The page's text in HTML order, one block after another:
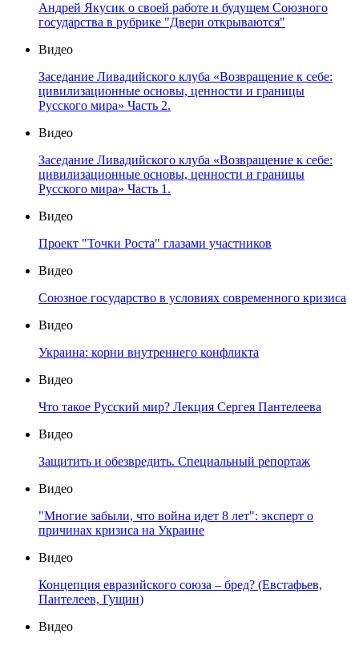
Андрей Якусик о своей работе и будущем Союзного
государства в рубрике "Двери открываются"
Видео
Заседание Ливадийского клуба «Возвращение к себе:
цивилизационные основы, ценности и границы
Русского мира» Часть 2.
Видео
Заседание Ливадийского клуба «Возвращение к себе:
цивилизационные основы, ценности и границы
Русского мира» Часть 1.
Видео
Проект "Точки Роста" глазами участников
Видео
Союзное государство в условиях современного кризиса
Видео
Украина: корни внутреннего конфликта
Видео
Что такое Русский мир? Лекция Сергея Пантелеева
Видео
Защитить и обезвредить. Специальный репортаж
Видео
"Многие забыли, что война идет 8 лет": эксперт о
причинах кризиса на Украине
Видео
Концепция евразийского союза – бред? (Евстафьев,
Пантелеев, Гущин)
Видео